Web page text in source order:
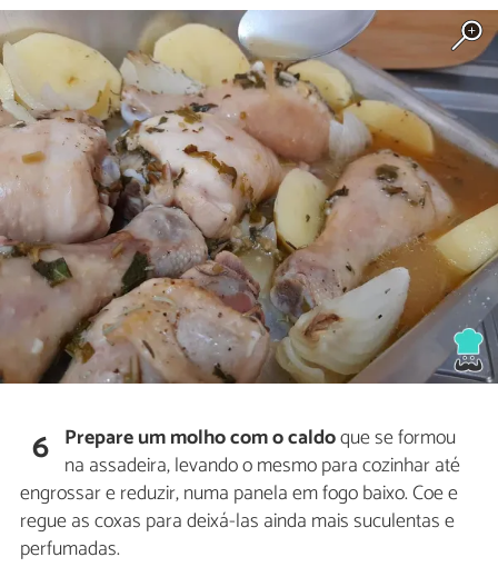
6 Prepare um molho com o caldoque se formou
na assadeira, levando o mesmo para cozinhar até
engrossar e reduzir, numa panela em fogo baixo. Coe e
regue as coxas para deixá-las ainda mais suculentas e
perfumadas.